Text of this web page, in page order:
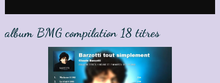
album BMG compilation 18 titres